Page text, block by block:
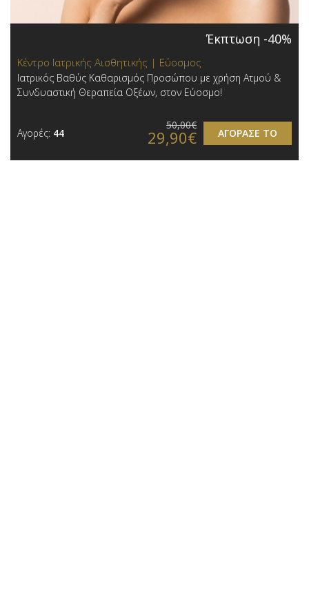
Έκπτωση -40%
Κέντρο Ιατρικής Αισθητικής | Εύοσμος
Ιατρικός Βαθύς Καθαρισμός Προσώπου με χρήση Ατμού &
Συνδυαστική Θεραπεία Οξέων, στον Εύοσμο!
Αγορές: 44 ΑΓΟΡΑΣΕ ΤΟ
50,00€
29,90€